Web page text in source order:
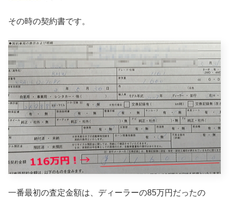
その時の契約書です。
一番最初の査定金額は、ディーラーの85万円だったの